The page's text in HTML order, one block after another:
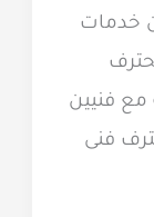
خدمات
فنيين
فنى